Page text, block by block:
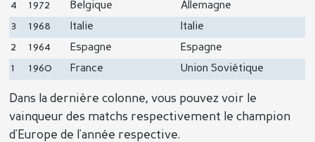
4
1972 Belgique
Allemagne
3
1968 Italie
Italie
2
1964 Espagne
Espagne
1
1960 France Union Soviétique
Dans la dernière colonne, vous pouvez voir le
vainqueur des matchs respectivement le champion
d'Europe de l'année respective.